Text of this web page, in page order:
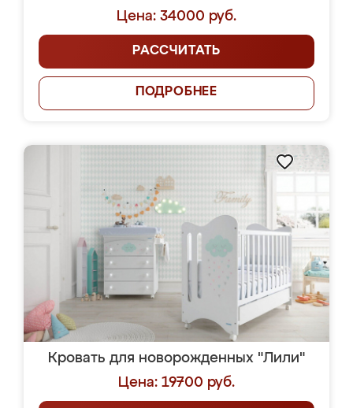
Цена: 34000 руб.
РАССЧИТАТЬ
ПОДРОБНЕЕ
Кровать для новорожденных "Лили"
Цена: 19700 руб.